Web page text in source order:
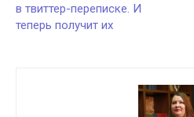
в твиттер-переписке. И
теперь получит их